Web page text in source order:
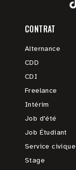
CONTRAT
Alternance
CDD
CDI
Freelance
Intérim
Job d'été
Job Étudiant
Service civique
Stage